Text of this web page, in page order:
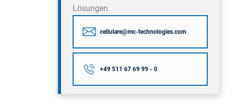
Lösungen.
cellulare@mc-technologies.com
+49 511 67 69 99 - 0